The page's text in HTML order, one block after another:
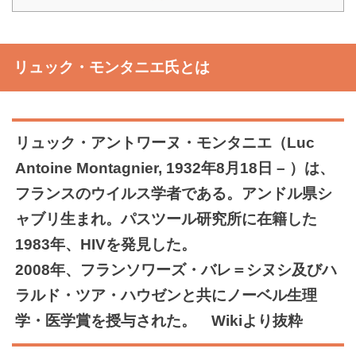
リュック・モンタニエ氏とは
リュック・アントワーヌ・モンタニエ（Luc
Antoine Montagnier, 1932年8月18日 – ）は、
フランスのウイルス学者である。アンドル県シ
ャブリ生まれ。パスツール研究所に在籍した
1983年、HIVを発見した。
2008年、フランソワーズ・バレ＝シヌシ及びハ
ラルド・ツア・ハウゼンと共にノーベル生理
学・医学賞を授与された。 Wikiより抜粋